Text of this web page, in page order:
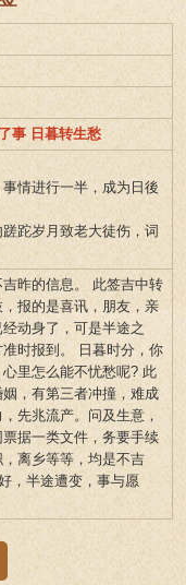
事 日暮转生愁
情进行一半，成为日後
跎岁月致老大徒伤，词
昨的信息。 此签吉中转
报的是喜讯，朋友，亲
动身了，可是半途之
时报到。 日暮时分，你
里怎么能不忧愁呢? 此
，有第三者冲撞，难成
先兆流产。问及生意，
据一类文件，务要手续
离乡等等，均是不吉
，半途遭变，事与愿